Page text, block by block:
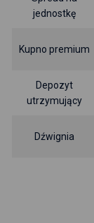
jednostkę
Kupno premium
Depozyt
utrzymujący
Dźwignia